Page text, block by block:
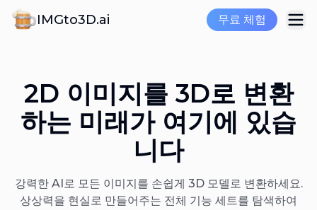
IMGto3D.ai 무료 체험
2D 이미지를 3D로 변환
하는 미래가 여기에 있습
니다
강력한 AI로 모든 이미지를 손쉽게 3D 모델로 변환하세요.
상상력을 현실로 만들어주는 전체 기능 세트를 탐색하여